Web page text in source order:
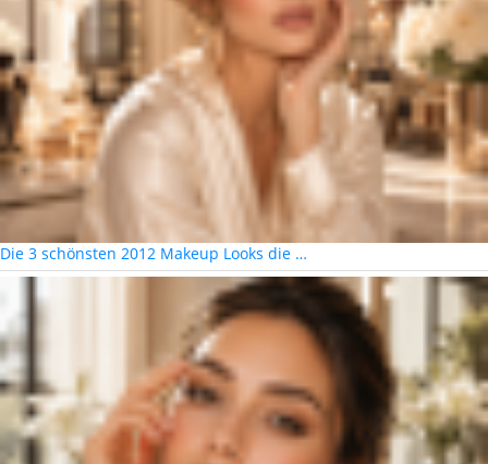
Die 3 schönsten 2012 Makeup Looks die …